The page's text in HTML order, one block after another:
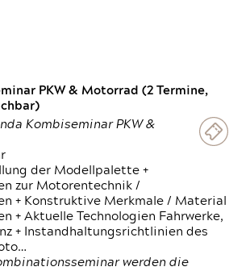
PKW & Motorrad (2 Termine,
Kombiseminar PKW &
der Modellpalette +
zur Motorentechnik /
+ Konstruktive Merkmale / Material
+ Aktuelle Technologien Fahrwerke,
+ Instandhaltungsrichtlinien des
werden die